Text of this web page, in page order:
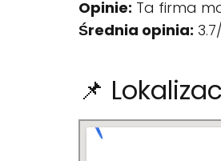
Opinie: Ta firma
Średnia opinia:
📌